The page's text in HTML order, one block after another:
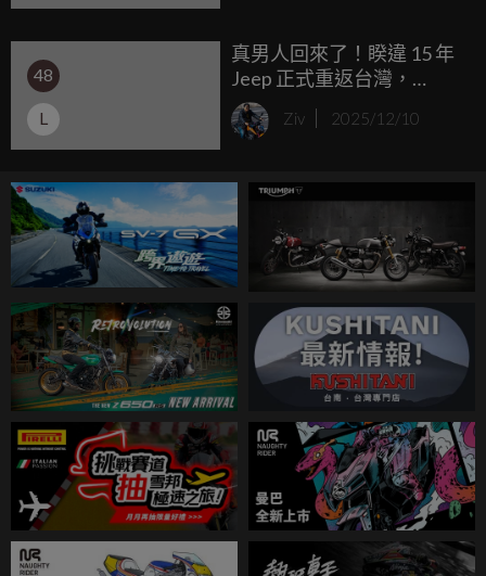
48
L
真男人回來了！睽違 15 年
Jeep 正式重返台灣，
Wrangler 雙車型 209.8 萬
起開賣Ziv 2025/12/10